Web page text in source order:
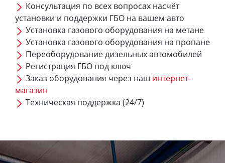
Консультация по всех вопросах насчёт
установки и поддержки ГБО на вашем авто
Установка газового оборудования на метане
Установка газового оборудования на пропане
Переоборудование дизельных автомобилей
Регистрация ГБО под ключ
Заказ оборудования через наш интернет-
магазин
Техническая поддержка (24/7)